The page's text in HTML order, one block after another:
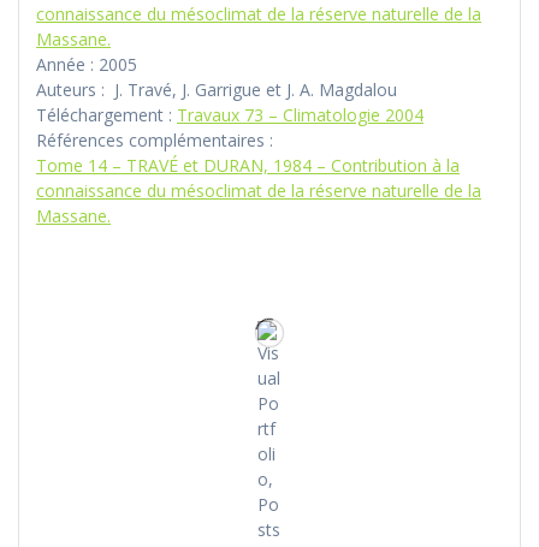
connaissance du mésoclimat de la réserve naturelle de la
Massane.
Année : 2005
Auteurs : J. Travé, J. Garrigue et J. A. Magdalou
Téléchargement : Travaux 73 – Climatologie 2004
Références complémentaires :
Tome 14 – TRAVÉ et DURAN, 1984 – Contribution à la
connaissance du mésoclimat de la réserve naturelle de la
Massane.